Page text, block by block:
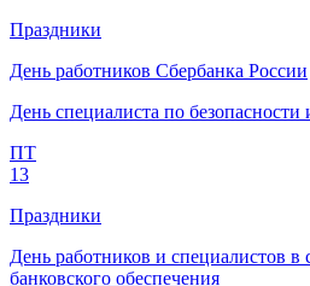
Праздники
День работников Сбербанка России
День специалиста по безопасности
ПТ
13
Праздники
День работников и специалистов в
банковского обеспечения